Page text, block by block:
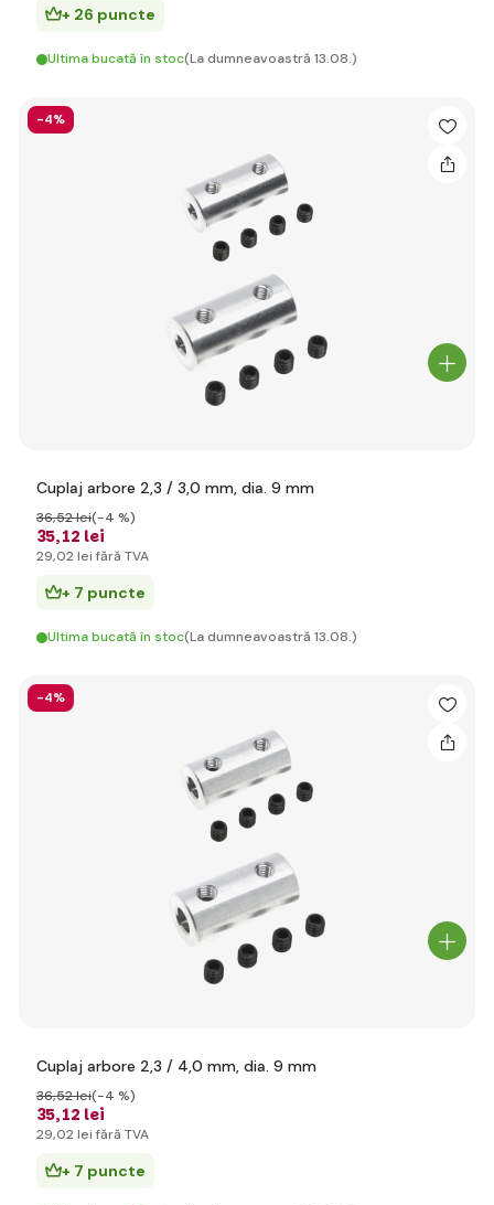
+ 26 puncte
Ultima bucată în stoc(La dumneavoastră 13.08.)
-4%
Cuplaj arbore 2,3 / 3,0 mm, dia. 9 mm
35,12 lei
36,52 lei(-4 %)
29,02 lei fără TVA
+ 7 puncte
Ultima bucată în stoc(La dumneavoastră 13.08.)
-4%
Cuplaj arbore 2,3 / 4,0 mm, dia. 9 mm
35,12 lei
36,52 lei(-4 %)
29,02 lei fără TVA
+ 7 puncte